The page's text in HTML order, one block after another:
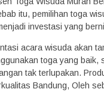
itu, pemilihan toga
investasi yang
acara wisuda akan
toga yang baik,
tak terlupakan.
Bandung, Oleh